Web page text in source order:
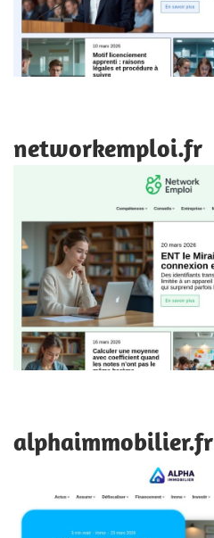
networkemploi.fr
alphaimmobilier.fr